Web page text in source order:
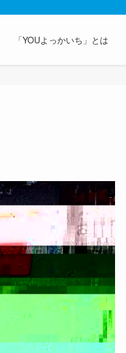
「YOUよっかいち」とは